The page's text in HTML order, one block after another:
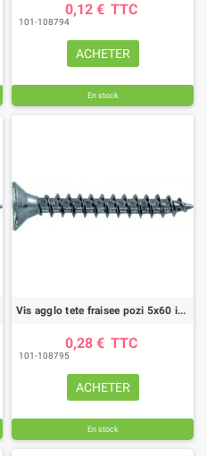
0,12 € TTC
101-108794
ACHETER
En stock
Vis agglo tete fraisee pozi 5x60 inox a2 (boite de 50)
0,28 € TTC
101-108795
ACHETER
En stock